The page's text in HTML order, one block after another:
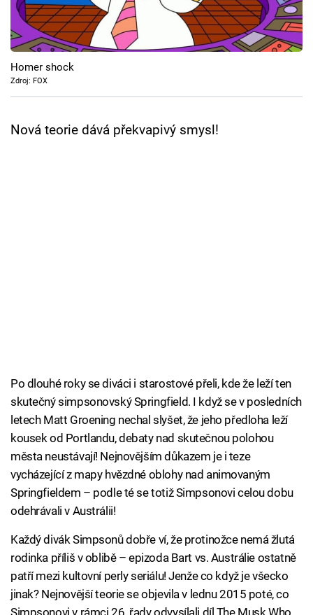
Cool Esport
Pořady
TV Program
Homer shock
Zdroj: FOX
Nová teorie dává překvapivý smysl!
Po dlouhé roky se diváci i starostové přeli, kde že leží ten
skutečný simpsonovský Springfield. I když se v posledních
letech Matt Groening nechal slyšet, že jeho předloha leží
kousek od Portlandu, debaty nad skutečnou polohou
města neustávají! Nejnovějším důkazem je i teze
vycházející z mapy hvězdné oblohy nad animovaným
Springfieldem – podle té se totiž Simpsonovi celou dobu
odehrávali v Austrálii!
Každý divák Simpsonů dobře ví, že protinožce nemá žlutá
rodinka příliš v oblibě – epizoda Bart vs. Austrálie ostatně
patří mezi kultovní perly seriálu! Jenže co když je všecko
jinak? Nejnovější teorie se objevila v lednu 2015 poté, co